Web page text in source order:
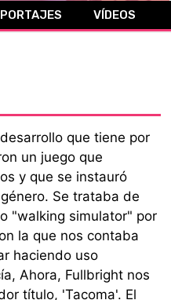
CÓMICSVÍDEOS
que tiene por
un juego que
y que se instauró
Se trataba de
"walking simulator" por
la que nos contaba
haciendo uso
Ahora, Fullbright nos
título, 'Tacoma'. El